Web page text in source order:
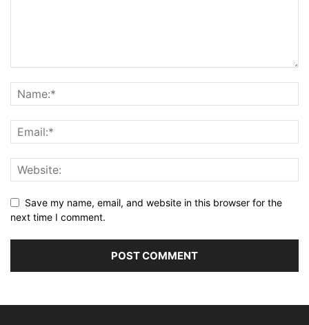
Save my name, email, and website in this browser for the
next time I comment.